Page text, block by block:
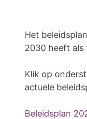
Het
2030 heeft als
Klik op
actuele
Beleidsplan